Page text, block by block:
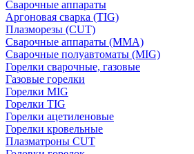
Сварочные аппараты
Аргоновая сварка (TIG)
Плазморезы (CUT)
Сварочные аппараты (MMA)
Сварочные полуавтоматы (MIG)
Горелки сварочные, газовые
Газовые горелки
Горелки MIG
Горелки TIG
Горелки ацетиленовые
Горелки кровельные
Плазматроны CUT